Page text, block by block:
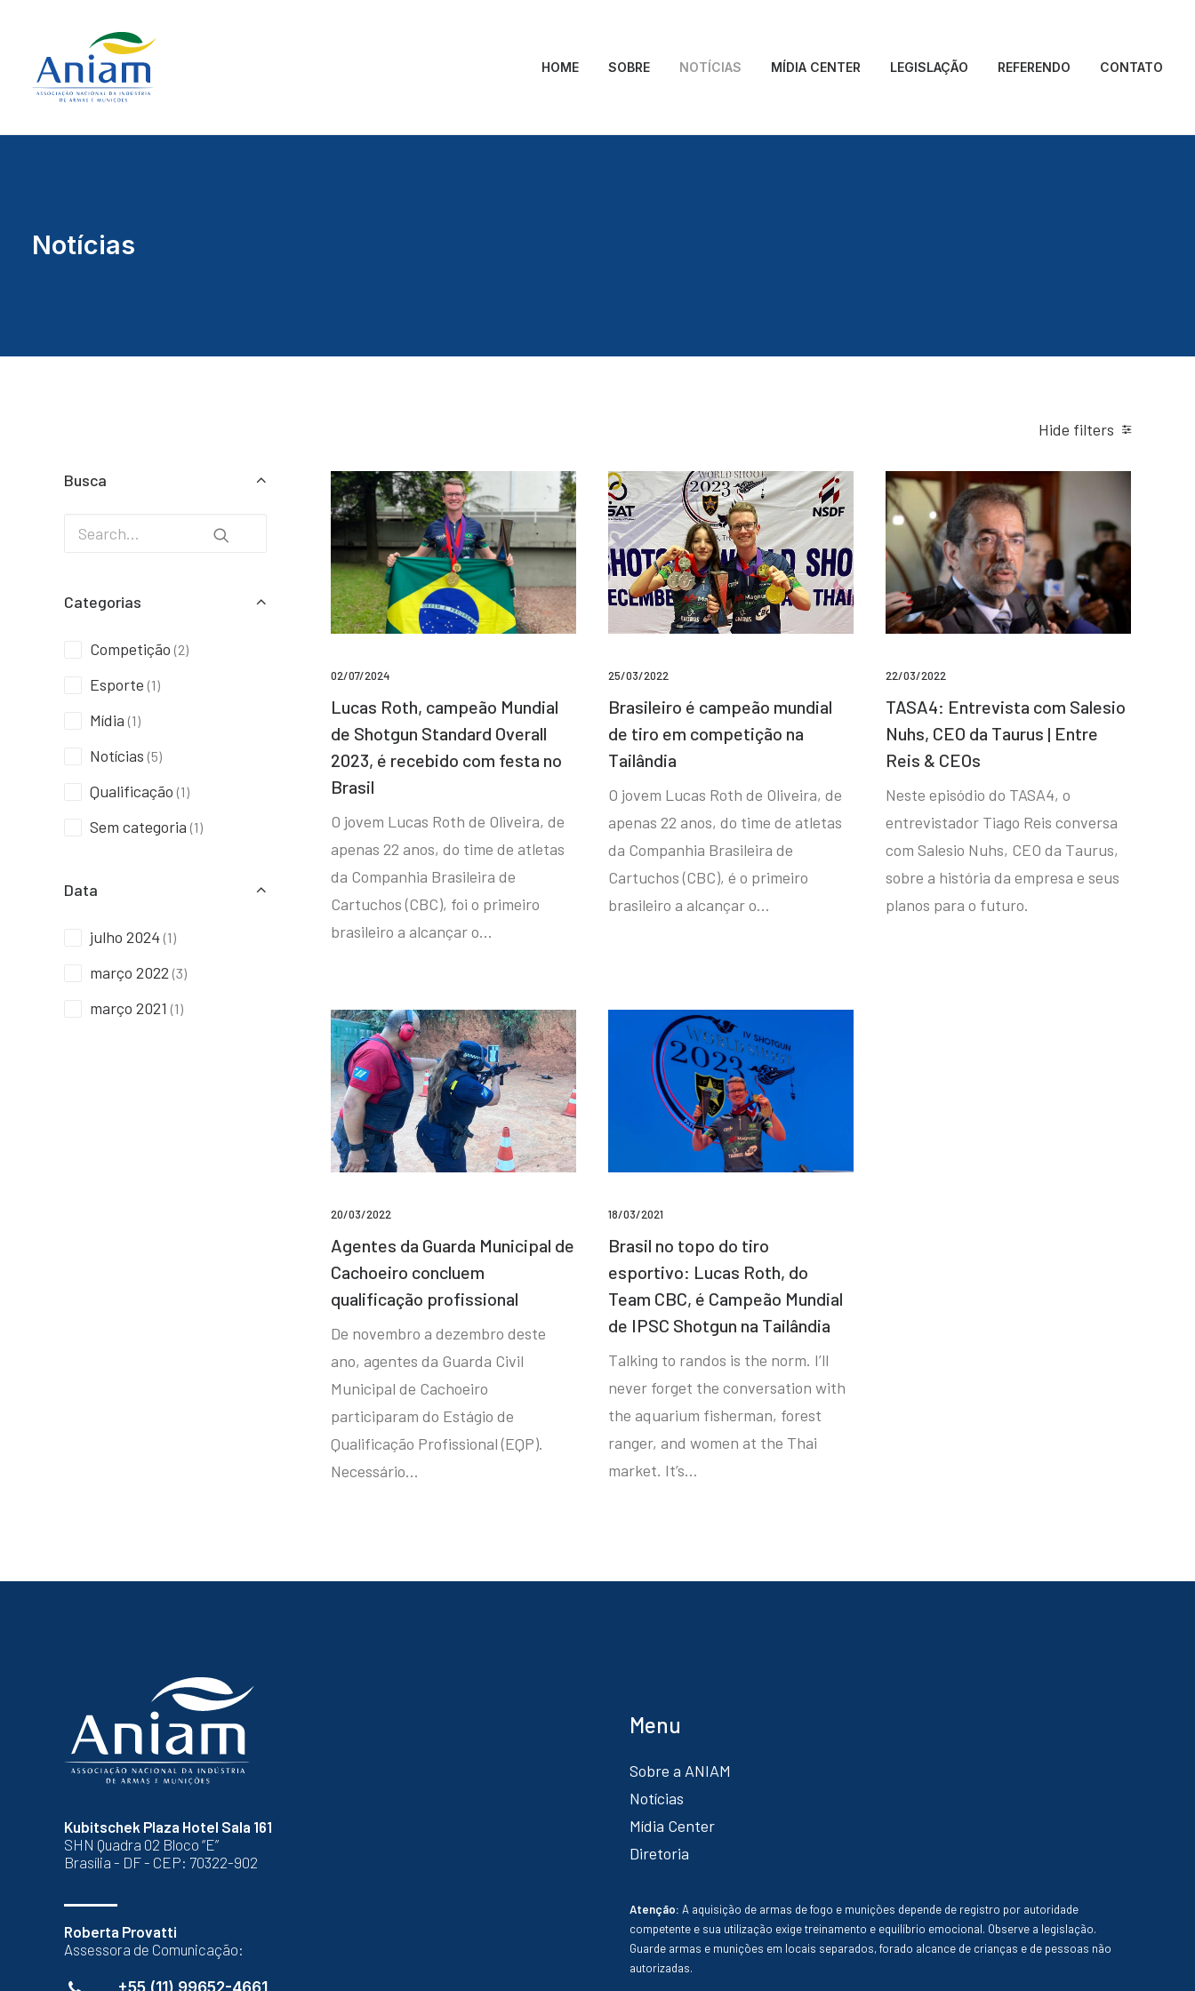
HOME SOBRE NOTÍCIAS MÍDIA CENTER LEGISLAÇÃO REFERENDO CONTATO
Notícias
Hide filters
Busca
Categorias
Competição (2)
Esporte (1)
Mídia (1)
Notícias (5)
Qualificação (1)
Sem categoria (1)
Data
julho 2024 (1)
março 2022 (3)
março 2021 (1)
02/07/2024
Lucas Roth, campeão Mundial
de Shotgun Standard Overall
2023, é recebido com festa no
Brasil
O jovem Lucas Roth de Oliveira, de
apenas 22 anos, do time de atletas
da Companhia Brasileira de
Cartuchos (CBC), foi o primeiro
brasileiro a alcançar o…
25/03/2022
Brasileiro é campeão mundial
de tiro em competição na
Tailândia
O jovem Lucas Roth de Oliveira, de
apenas 22 anos, do time de atletas
da Companhia Brasileira de
Cartuchos (CBC), é o primeiro
brasileiro a alcançar o…
22/03/2022
TASA4: Entrevista com Salesio
Nuhs, CEO da Taurus | Entre
Reis & CEOs
Neste episódio do TASA4, o
entrevistador Tiago Reis conversa
com Salesio Nuhs, CEO da Taurus,
sobre a história da empresa e seus
planos para o futuro.
20/03/2022
Agentes da Guarda Municipal de
Cachoeiro concluem
qualificação profissional
De novembro a dezembro deste
ano, agentes da Guarda Civil
Municipal de Cachoeiro
participaram do Estágio de
Qualificação Profissional (EQP).
Necessário…
18/03/2021
Brasil no topo do tiro
esportivo: Lucas Roth, do
Team CBC, é Campeão Mundial
de IPSC Shotgun na Tailândia
Talking to randos is the norm. I’ll
never forget the conversation with
the aquarium fisherman, forest
ranger, and women at the Thai
market. It’s…
Kubitschek Plaza Hotel Sala 161
SHN Quadra 02 Bloco “E”
Brasília - DF - CEP: 70322-902
Roberta Provatti
Assessora de Comunicação:
+55 (11) 99652-4661
Menu
Sobre a ANIAM
Notícias
Mídia Center
Diretoria
Atenção: A aquisição de armas de fogo e munições depende de registro por autoridade
competente e sua utilização exige treinamento e equilíbrio emocional. Observe a legislação.
Guarde armas e munições em locais separados, forado alcance de crianças e de pessoas não
autorizadas.